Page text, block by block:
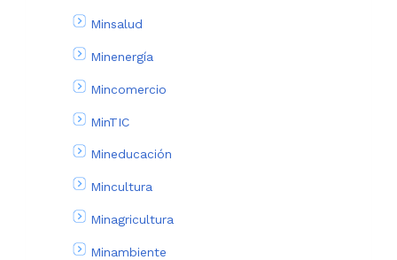
Minsalud
Minenergía
Mincomercio
MinTIC
Mineducación
Mincultura
Minagricultura
Minambiente